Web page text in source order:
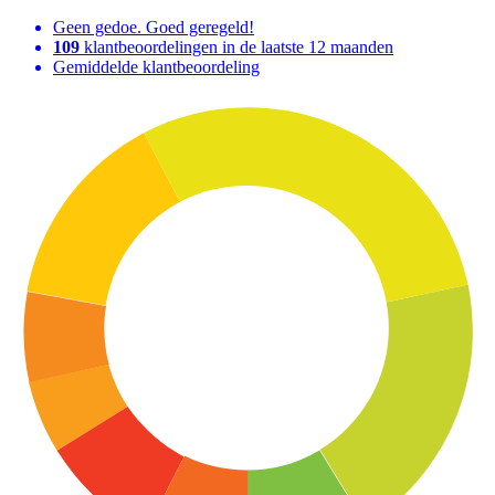
Geen gedoe. Goed geregeld!
109 klantbeoordelingen in de laatste 12 maanden
Gemiddelde klantbeoordeling